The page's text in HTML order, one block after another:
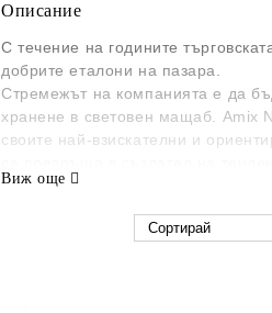
Описание
С течение на годините
добрите еталони на пазара.
Стремежът на компанията е да
хранене в световен мащаб. Amix
своите най-взискателни и
Виж още